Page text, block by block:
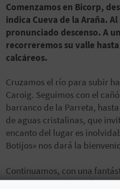
Comenzamos en Bicorp,
indica Cueva de la Araña.
pronunciado descenso. A
recorreremos su valle
calcáreos.
Cruzamos el río para subir
Caroig. Seguimos con el
barranco de la Parreta,
de aguas cristalinas, que
encanto del lugar es
Botijos» nos dará la
Continuamos, con una
finalmente, nos llevará a